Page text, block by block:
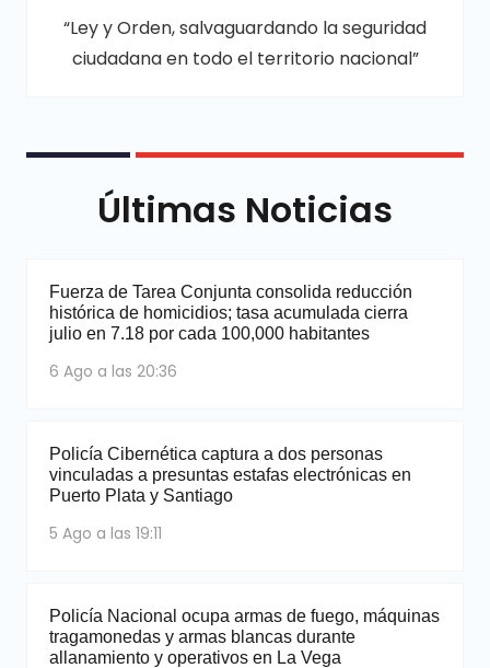
“Ley y Orden, salvaguardando la seguridad
ciudadana en todo el territorio nacional”
Últimas Noticias
Fuerza de Tarea Conjunta consolida reducción
histórica de homicidios; tasa acumulada cierra
julio en 7.18 por cada 100,000 habitantes
6 Ago a las 20:36
Policía Cibernética captura a dos personas
vinculadas a presuntas estafas electrónicas en
Puerto Plata y Santiago
5 Ago a las 19:11
Policía Nacional ocupa armas de fuego, máquinas
tragamonedas y armas blancas durante
allanamiento y operativos en La Vega